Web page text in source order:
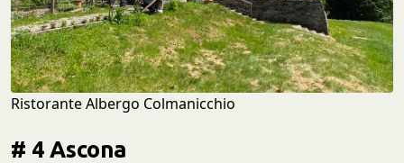
Ristorante Albergo Colmanicchio
# 4 Ascona